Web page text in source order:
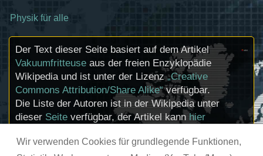
Wir verwenden Cookies für grundlegende Funktionen,
Physik für alle
Der Text dieser Seite basiert auf dem Artikel
Vakuumfritteuse aus der freien Enzyklopädie
Wikipedia und ist unter der Lizenz„Creative
Commons Attribution/Share Alike“verfügbar.
Die Liste der Autoren ist in der Wikipedia unter
dieser Seite verfügbar, der Artikel kannhier
Urhebern und zum Lizenzstatus eingebundener